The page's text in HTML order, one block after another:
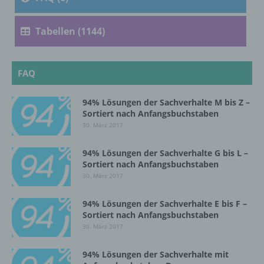
Tabellen (1144)
FAQ
94% Lösungen der Sachverhalte M bis Z –
Sortiert nach Anfangsbuchstaben
30. März 2017
94% Lösungen der Sachverhalte G bis L –
Sortiert nach Anfangsbuchstaben
30. März 2017
94% Lösungen der Sachverhalte E bis F –
Sortiert nach Anfangsbuchstaben
30. März 2017
94% Lösungen der Sachverhalte mit
Verarbeitung ist jeder mit oder ohne Hilfe
Vorgang oder jede solche Vorgangsreihe im
Zusammenhang mit personenbezogenen
die Offenlegung durch Übermittlung,
Verbreitung oder eine andere Form der
Bereitstellung, den Abgleich oder die
Löschen oder die Vernichtung.
Einschränkung der Verarbeitung ist die
Markierung gespeicherter
künftige Verarbeitung einzuschränken.